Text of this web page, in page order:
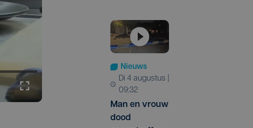
Nieuws
di 4 augustus |
09:32
Man en vrouw
dood